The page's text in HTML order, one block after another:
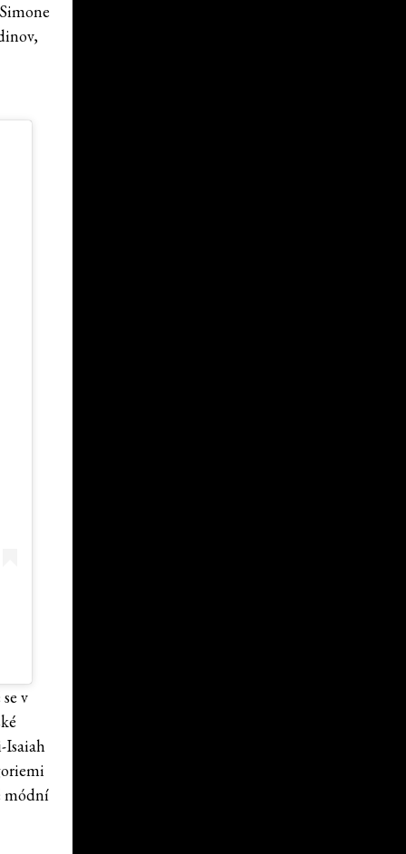
v
Isaiah
módní